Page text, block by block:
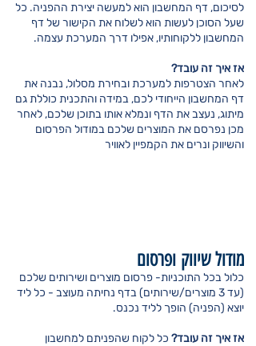
לסיכום, דף המחשבון הוא למעשה יצירת ההפניה. כל
שעל הסוכן לעשות הוא לשלוח את הקישור של דף
המחשבון ללקוחותיו, אפילו דרך המערכת עצמה.
אז איך זה עובד?
לאחר הצטרפות למערכת ובחירת מסלול, נבנה את
דף המחשבון הייחודי לכם, במידה והתכנית כוללת גם
מיתוג, נעצב את הדף ונמלא אותו בתוכן שלכם, לאחר
מכן נפרסם את המוצרים שלכם במודול הפרסום
והשיווק ונרים את הקמפיין לאוויר
מודול שיווק ופרסום
כלול בכל התוכניות- פרסום מוצרים ושירותים שלכם
(עד 3 מוצרים/שירותים) בדף נחיתה מעוצב - כל ליד
יוצא (הפניה) הופך לליד נכנס.
אז איך זה עובד? כל לקוח שהפניתם למחשבון